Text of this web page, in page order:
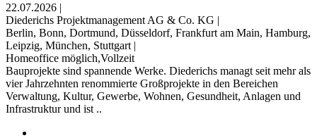
22.07.2026 |
Diederichs Projektmanagement AG & Co. KG |
Berlin, Bonn, Dortmund, Düsseldorf, Frankfurt am Main, Hamburg,
Leipzig, München, Stuttgart |
Homeoffice möglich,Vollzeit
Bauprojekte sind spannende Werke. Diederichs managt seit mehr als
vier Jahrzehnten renommierte Großprojekte in den Bereichen
Verwaltung, Kultur, Gewerbe, Wohnen, Gesundheit, Anlagen und
Infrastruktur und ist ..